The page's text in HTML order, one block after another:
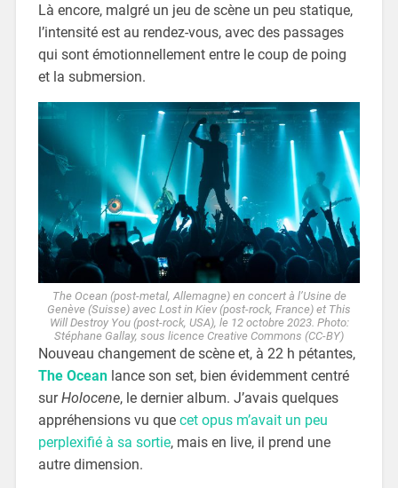
Là encore, malgré un jeu de scène un peu statique,
l’intensité est au rendez-vous, avec des passages
qui sont émotionnellement entre le coup de poing
et la submersion.
The Ocean (post-metal, Allemagne) en concert à l’Usine de
Genève (Suisse) avec Lost in Kiev (post-rock, France) et This
Will Destroy You (post-rock, USA), le 12 octobre 2023. Photo:
Stéphane Gallay, sous licence Creative Commons (CC-BY)
Nouveau changement de scène et, à 22 h pétantes,
The Oceanlance son set, bien évidemment centré
surHolocene, le dernier album. J’avais quelques
appréhensions vu que cet opus m’avait un peu
perplexifié à sa sortie, mais en live, il prend une
autre dimension.